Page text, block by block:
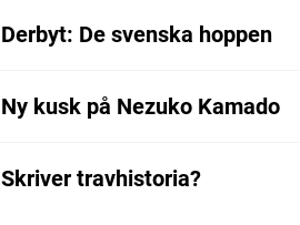
Derbyt: De svenska hoppen
Ny kusk på Nezuko Kamado
Skriver travhistoria?